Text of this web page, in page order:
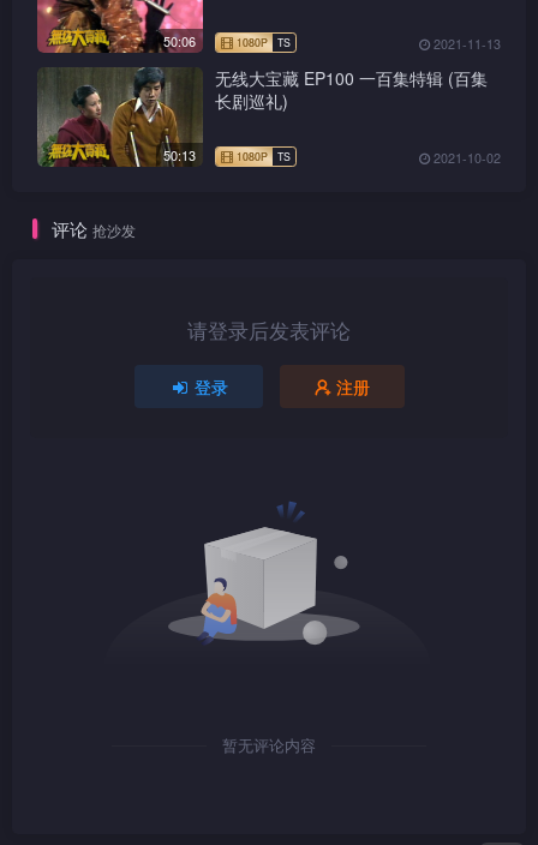
1080P
50:06 2021-11-13
50:13
无线大宝藏 EP100 一百集特辑 (百集
长剧巡礼)
2021-10-02
评论 抢沙发
请登录后发表评论
登录 注册
暂无评论内容